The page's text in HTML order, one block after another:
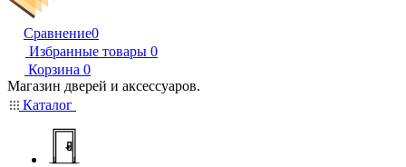
Сравнение0
Избранные товары 0
Корзина 0
Магазин дверей и аксессуаров.
Каталог